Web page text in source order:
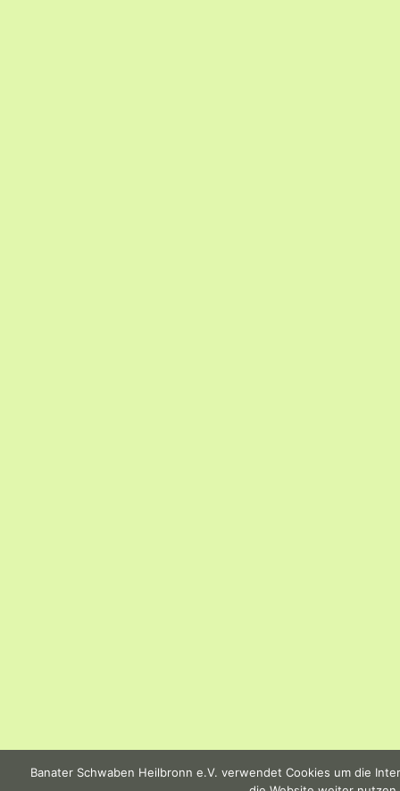
Banater Schwaben Heilbronn e.V. verwendet Cookies um die